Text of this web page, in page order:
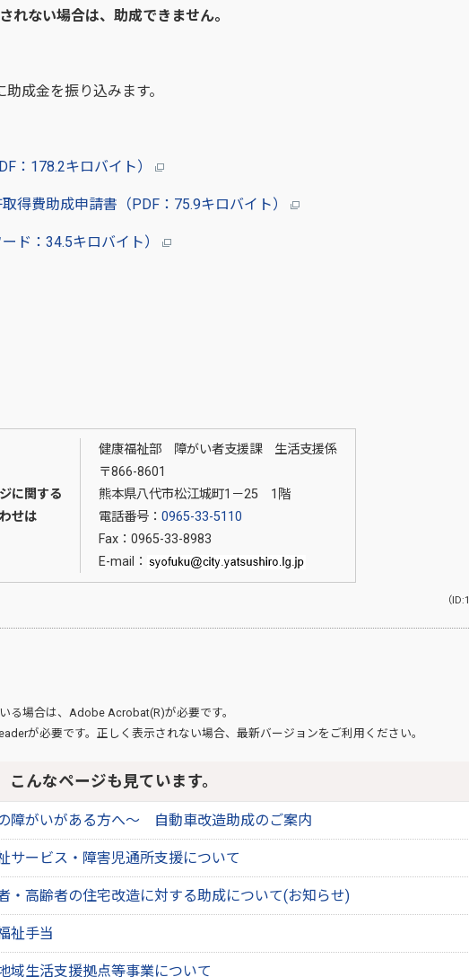
ない場合は、助成できません。
成金を振り込みます。
：178.2キロバイト）
得費助成申請書（PDF：75.9キロバイト）
ド：34.5キロバイト）
に関する
せは
健康福祉部 障がい者支援課 生活支援係
〒866-8601
熊本県八代市松江城町1－25 1階
電話番号： 0965-33-5110
Fax：0965-33-8983
E-mail：
（
る場合は、 Adobe Acrobat(R)が必要です。
が必要です。正しく表示されない場合、最新バージョンをご利用ください。
んなページも見ています。
障がいがある方へ～ 自動車改造助成のご案内
サービス・障害児通所支援について
・高齢者の住宅改造に対する助成について(お知らせ)
祉手当
域生活支援拠点等事業について